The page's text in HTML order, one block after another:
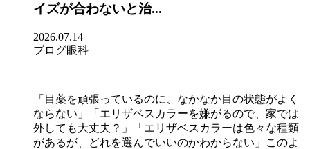
イズが合わないと治...
2026.07.14
ブログ眼科
「目薬を頑張っているのに、なかなか目の状態がよく
ならない」「エリザベスカラーを嫌がるので、家では
外しても大丈夫？」「エリザベスカラーは色々な種類
があるが、どれを選んでいいのかわからない」このよ